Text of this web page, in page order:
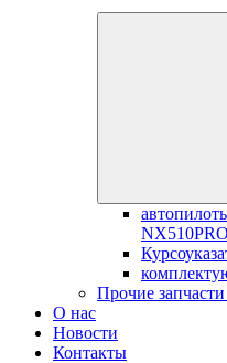
Прочие
О нас
Новости
Контакты